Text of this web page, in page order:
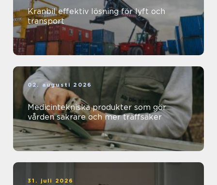
Kranbil effektiv lösning för lyft och
transport
02. augusti 2026
Medicintekniska produkter som gör
vården säkrare och mer träffsäker
31. juli 2026